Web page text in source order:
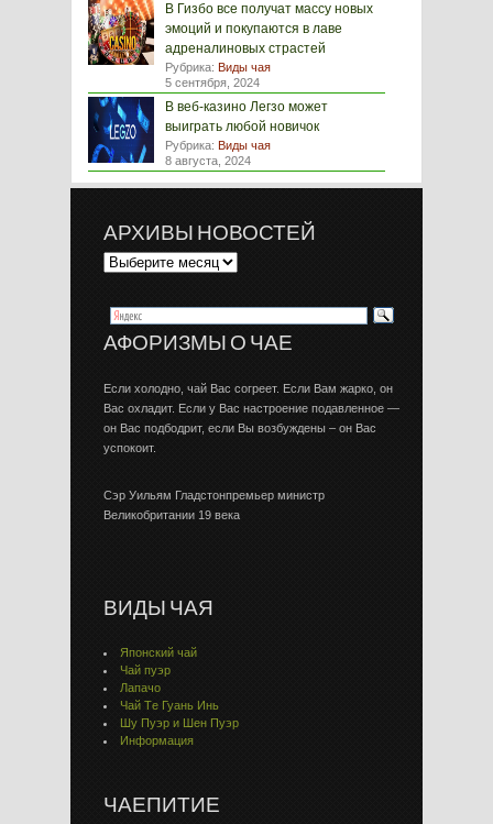
В Гизбо все получат массу новых
эмоций и покупаются в лаве
адреналиновых страстей
Рубрика: Виды чая
5 сентября, 2024
В веб-казино Легзо может
выиграть любой новичок
Рубрика: Виды чая
8 августа, 2024
АРХИВЫ НОВОСТЕЙ
АФОРИЗМЫ О ЧАЕ
Если холодно, чай Вас согреет. Если Вам жарко, он
Вас охладит. Если у Вас настроение подавленное —
он Вас подбодрит, если Вы возбуждены – он Вас
успокоит.
Сэр Уильям Гладстонпремьер министр
Великобритании 19 века
ВИДЫ ЧАЯ
Японский чай
Чай пуэр
Лапачо
Чай Тe Гуaнь Инь
Шу Пуэр и Шен Пуэр
Информация
ЧАЕПИТИЕ